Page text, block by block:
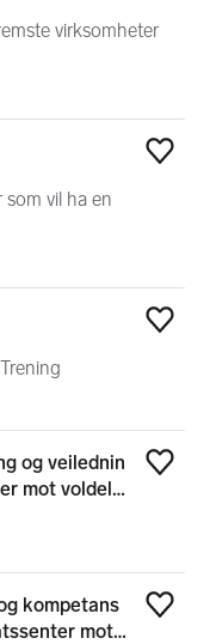
virksomheter
som vil ha en
og veilednin
mot voldelig
kompetans
mot v